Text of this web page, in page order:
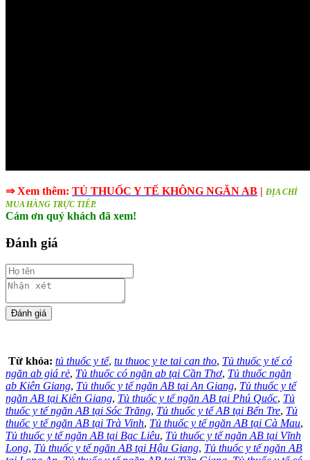
⇒ Xem thêm: TỦ THUỐC Y TẾ KHÔNG NGĂN AB | ĐỊA CHỈ
MUA HÀNG TRỰC TIẾP.
Cám ơn quý khách đã xem!
Đánh giá
Từ khóa: tủ thuốc y tế, tu thuoc y te tai can tho, Tủ thuốc y tế có
ngăn ab giá rẻ, Tủ thuốc có ngăn ab tại Cần Thơ, Tủ thuốc ngăn
ab Kiên Giang, Tủ thuốc y tế ngăn AB tại An Giang, Tủ thuốc y tế
ngăn AB tại Kiên Giang, Tủ thuốc y tế ngăn AB tại Phú Quốc, Tủ
thuốc y tế ngăn AB tại Sóc Trăng, Tủ thuốc y tế AB tại Bến Tre, Tủ
thuốc y tế ngăn AB tại Trà Vinh, Tủ thuốc y tế ngăn AB tại Cà Mau,
Tủ thuốc y tế ngăn AB tại Bạc Liêu, Tủ thuốc y tế ngăn AB tại Vĩnh
Long, Tủ thuốc y tế ngăn AB tại Hậu Giang, Tủ thuốc y tế ngăn AB